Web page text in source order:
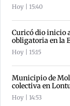
Hoy | 15:40
Curicó dio inicio
obligatoria en la
Hoy | 15:15
Municipio de
colectiva en
Hoy | 14:53